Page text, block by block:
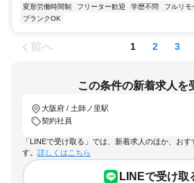
変形労働時間制 フリーター歓迎 学歴不問 フルリモ
ブランクOK
前へ 1 2 3
この条件の新着求人を
大阪府 / 土師ノ里駅
契約社員
「LINEで受け取る」では、新着求人のほか、お
す。 詳しくはこちら
LINEで受け取